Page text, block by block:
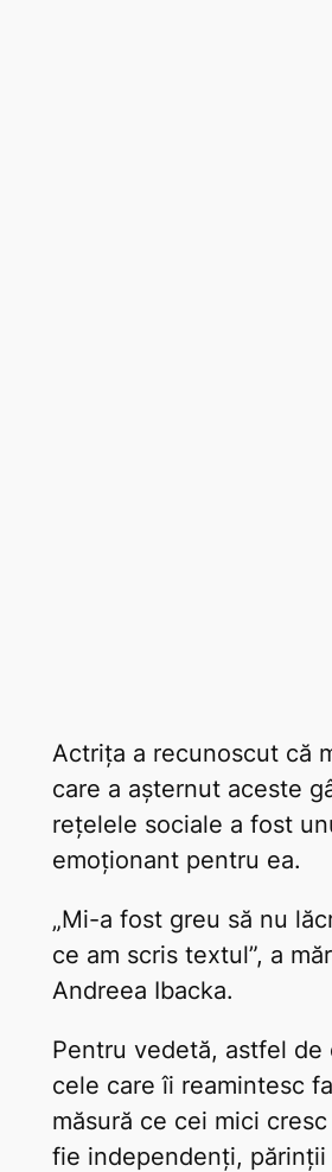
Actrița a recunoscut că
care a așternut aceste
rețelele sociale a fost
emoționant pentru ea.
„Mi-a fost greu să nu
ce am scris textul”, a
Andreea Ibacka.
Pentru vedetă, astfel de
cele care îi reamintesc
măsură ce cei mici
fie independenți, părinții